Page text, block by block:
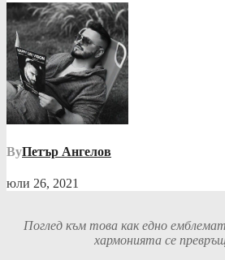
ByПетър Ангелов
юли 26, 2021
Поглед към това как едно
хармонията се